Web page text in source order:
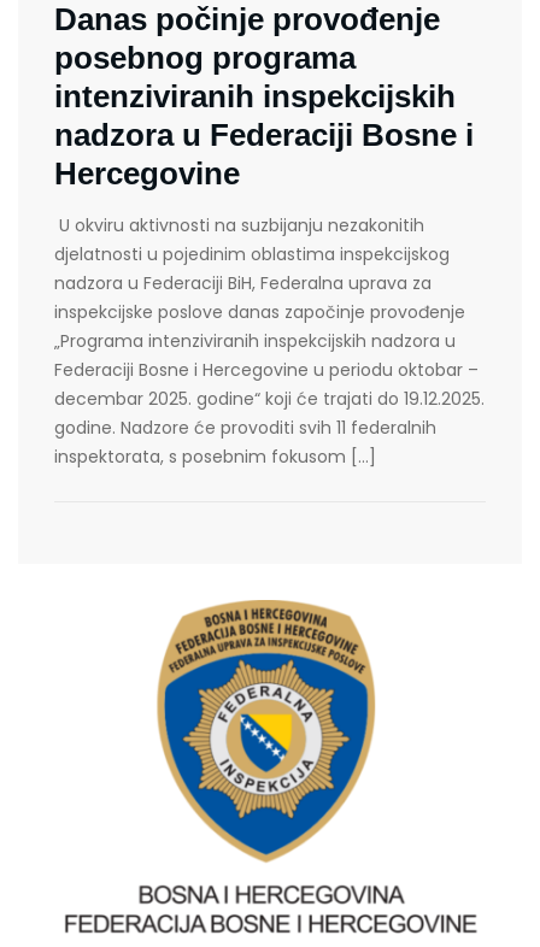
Danas počinje provođenje
posebnog programa
intenziviranih inspekcijskih
nadzora u Federaciji Bosne i
Hercegovine
U okviru aktivnosti na suzbijanju nezakonitih
djelatnosti u pojedinim oblastima inspekcijskog
nadzora u Federaciji BiH, Federalna uprava za
inspekcijske poslove danas započinje provođenje
„Programa intenziviranih inspekcijskih nadzora u
Federaciji Bosne i Hercegovine u periodu oktobar –
decembar 2025. godine“ koji će trajati do 19.12.2025.
godine. Nadzore će provoditi svih 11 federalnih
inspektorata, s posebnim fokusom […]